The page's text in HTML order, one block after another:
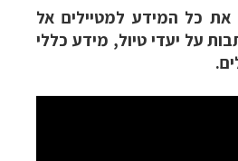
את כל המידע למטיילים אל
על יעדי טיול, מידע כללי